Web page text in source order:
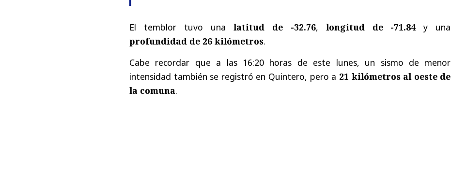
El temblor tuvo una latitud de -32.76, longitud de -71.84 y una
profundidad de 26 kilómetros.
Cabe recordar que a las 16:20 horas de este lunes, un sismo de menor
intensidad también se registró en Quintero, pero a 21 kilómetros al oeste de
la comuna.